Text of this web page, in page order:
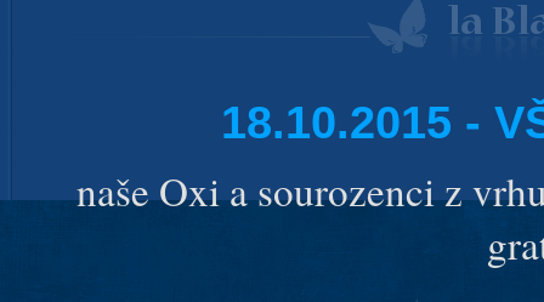
18.10.2015 -
naše Oxi a sourozenci z